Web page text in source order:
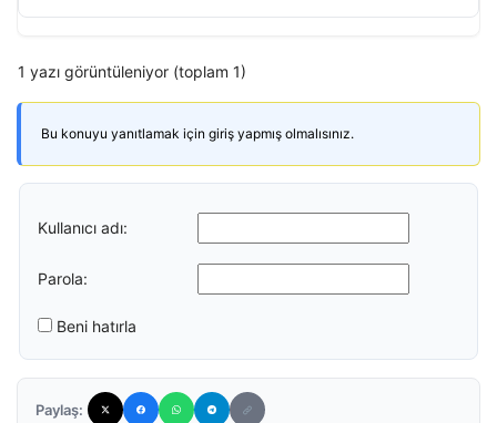
1 yazı görüntüleniyor (toplam 1)
Bu konuyu yanıtlamak için giriş yapmış olmalısınız.
Kullanıcı adı:
Parola:
Beni hatırla
Paylaş: